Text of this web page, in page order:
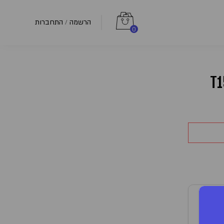
0
הרשמה / התחברות